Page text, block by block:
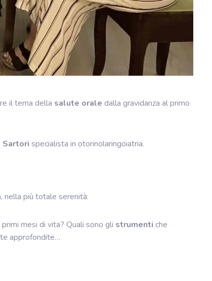
il tema della salute orale dalla gravidanza al primo
Sartori specialista in otorinolaringoiatria.
nella più totale serenità:
mesi di vita? Quali sono gli strumenti che
approfondite…